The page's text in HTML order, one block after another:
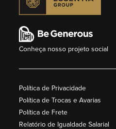
Conheça nosso projeto social
Política de Privacidade
Política de Trocas e Avarias
Política de Frete
Relatório de Igualdade Salarial